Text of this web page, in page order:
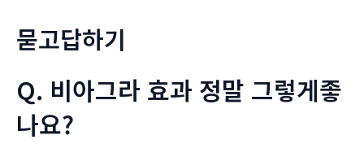
묻고답하기
Q. 비아그라 효과 정말 그렇게좋
나요?